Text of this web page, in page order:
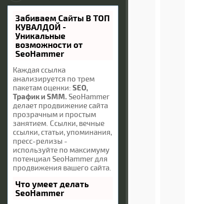
Забиваем Сайты В ТОП
КУВАЛДОЙ -
Уникальные
возможности от
SeoHammer
Каждая ссылка
анализируется по трем
пакетам оценки: SEO,
Трафик и SMM. SeoHammer
делает продвижение сайта
прозрачным и простым
занятием. Ссылки, вечные
ссылки, статьи, упоминания,
пресс-релизы -
используйте по максимуму
потенциал SeoHammer для
продвижения вашего сайта.
Что умеет делать
SeoHammer